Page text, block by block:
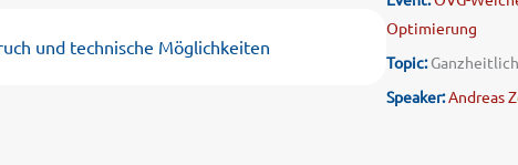
und technische Möglichkeiten
Optimierung
Topic:
Speaker:Andreas